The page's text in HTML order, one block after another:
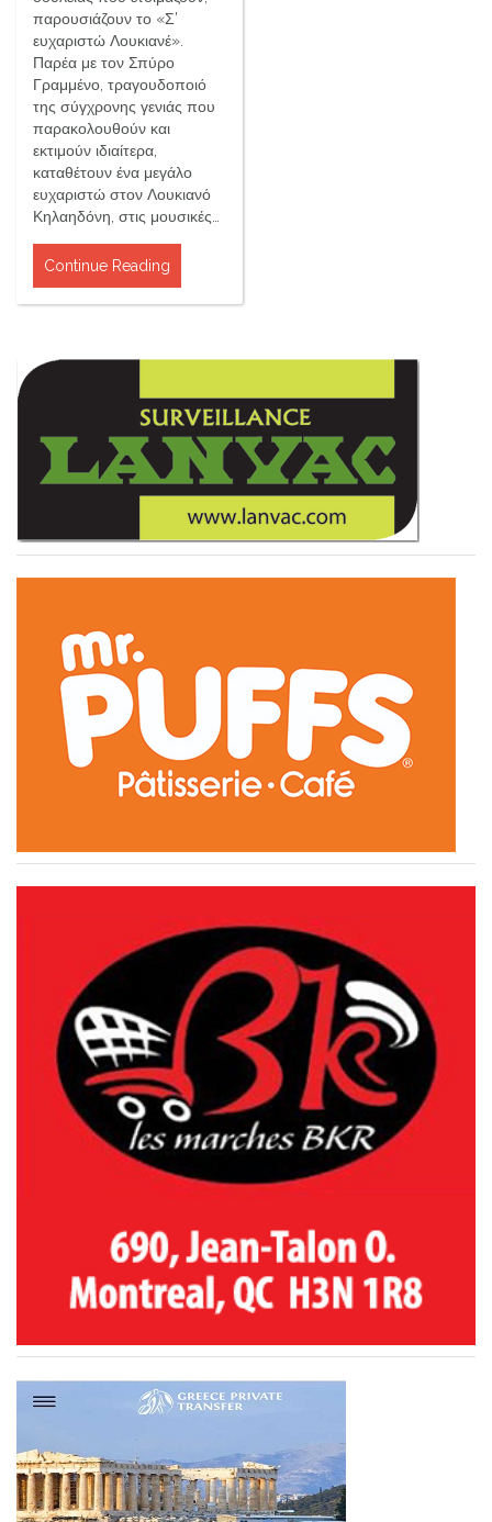
παρουσιάζουν το «Σ’
ευχαριστώ Λουκιανέ».
Παρέα με τον Σπύρο
Γραμμένο, τραγουδοποιό
της σύγχρονης γενιάς που
παρακολουθούν και
εκτιμούν ιδιαίτερα,
καταθέτουν ένα μεγάλο
ευχαριστώ στον Λουκιανό
Κηλαηδόνη, στις μουσικές…
Continue Reading